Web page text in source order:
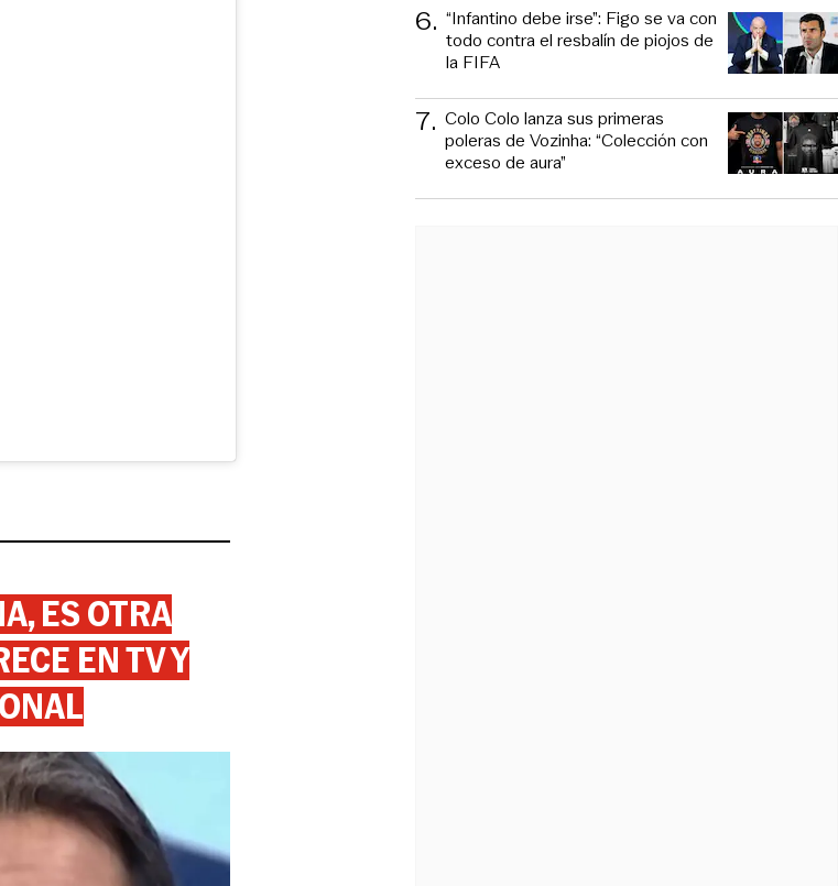
ES OTRA
EN TV Y
6. “Infantino debe irse”: Figo se va con
todo contra el resbalín de piojos de
la FIFA
7. Colo Colo lanza sus primeras
poleras de Vozinha: “Colección con
exceso de aura”